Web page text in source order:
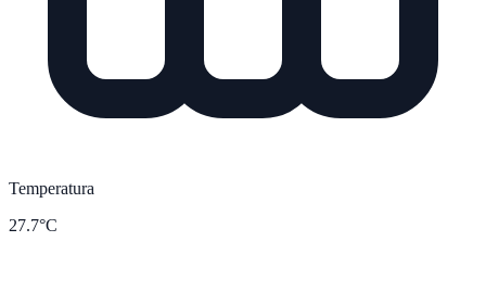
Temperatura
27.7°C